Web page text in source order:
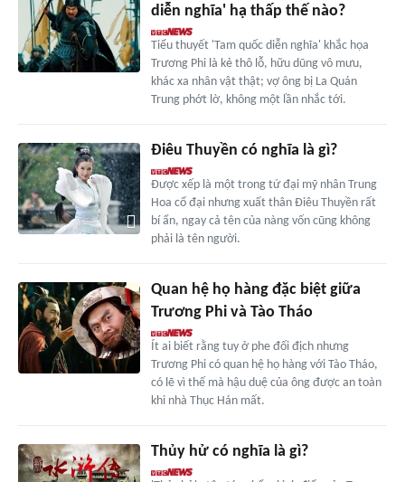
diễn nghĩa' hạ thấp thế nào?
Tiểu thuyết 'Tam quốc diễn nghĩa' khắc họa
Trương Phi là kẻ thô lỗ, hữu dũng vô mưu,
khác xa nhân vật thật; vợ ông bị La Quán
Trung phớt lờ, không một lần nhắc tới.
Điêu Thuyền có nghĩa là gì?
Được xếp là một trong tứ đại mỹ nhân Trung
Hoa cổ đại nhưng xuất thân Điêu Thuyền rất
bí ẩn, ngay cả tên của nàng vốn cũng không
phải là tên người.
Quan hệ họ hàng đặc biệt giữa
Trương Phi và Tào Tháo
Ít ai biết rằng tuy ở phe đối địch nhưng
Trương Phi có quan hệ họ hàng với Tào Tháo,
có lẽ vì thế mà hậu duệ của ông được an toàn
khi nhà Thục Hán mất.
Thủy hử có nghĩa là gì?